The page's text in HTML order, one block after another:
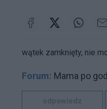
wątek zamknięty, nie
Forum: Mama po